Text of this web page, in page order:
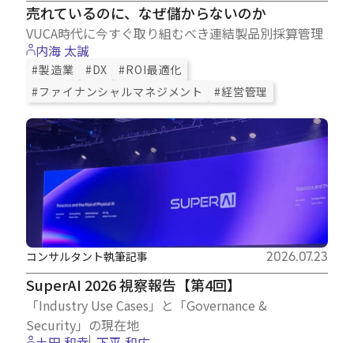
売れているのに、なぜ儲からないのか
VUCA時代に今すぐ取り組むべき連結製品別採算管理
内海 太誠
#製造業 #DX
#ROI最適化
#ファイナンシャルマネジメント
#経営管理
SuperAI 2026 視察報告【第4回】
「Industry Use Cases」と「Governance &
Security」の現在地
コンサルタント執筆記事 2026.07.23